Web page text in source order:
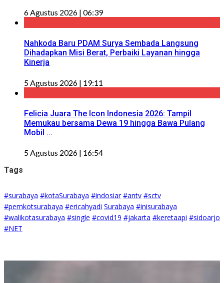
6 Agustus 2026 | 06:39
Nahkoda Baru PDAM Surya Sembada Langsung
Dihadapkan Misi Berat, Perbaiki Layanan hingga
Kinerja
5 Agustus 2026 | 19:11
Felicia Juara The Icon Indonesia 2026: Tampil
Memukau bersama Dewa 19 hingga Bawa Pulang
Mobil ...
5 Agustus 2026 | 16:54
Tags
#surabaya #kotaSurabaya #indosiar #antv #sctv
#pemkotsurabaya #ericahyadi Surabaya #inisurabaya
#walikotasurabaya #single #covid19 #jakarta #keretaapi #sidoarjo
#NET